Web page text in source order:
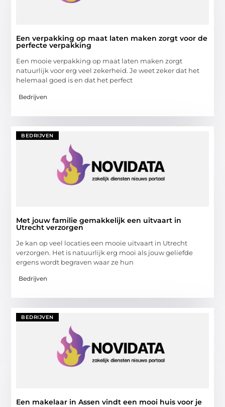
Een verpakking op maat laten maken zorgt voor de
perfecte verpakking
Een mooie verpakking op maat laten maken zorgt
natuurlijk voor erg veel zekerheid. Je weet zeker dat het
helemaal goed is en dat het perfect
Bedrijven
BEDRIJVEN
Met jouw familie gemakkelijk een uitvaart in
Utrecht verzorgen
Je kan op veel locaties een mooie uitvaart in Utrecht
verzorgen. Het is natuurlijk erg mooi als jouw geliefde
ergens wordt begraven waar ze hun
Bedrijven
BEDRIJVEN
Een makelaar in Assen vindt een mooi huis voor je